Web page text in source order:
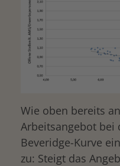
Wie oben bereits
Arbeitsangebot bei
Beveridge-Kurve
zu: Steigt das